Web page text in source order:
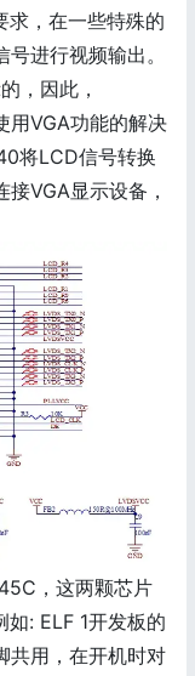
求，在一些特殊的
进行视频输出。
，因此，
用VGA功能的解决
将LCD信号转换
VGA显示设备，
，这两颗芯片
: ELF 1开发板的
共用，在开机时对